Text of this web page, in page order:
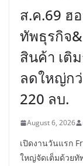
ส.ค.69 ฮ
ทัพธุรกิจ
สินค้า เติ
ลดใหญ่ก
220 ลบ.
August 6, 2026
เปิดงานวันแรก
ใหญ่จัดเต็มด้วยทั